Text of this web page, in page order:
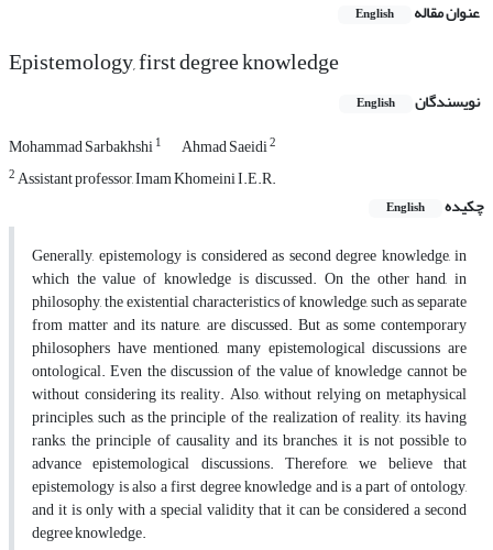
عنوان مقاله English
Epistemology, first degree knowledge
نویسندگان English
Mohammad Sarbakhshi1 Ahmad Saeidi2
2Assistant professor, Imam Khomeini I.E.R.
چکیده
English
Generally, epistemology is considered as second degree knowledge, in
which the value of knowledge is discussed. On the other hand, in
philosophy, the existential characteristics of knowledge, such as separate
from matter and its nature, are discussed. But as some contemporary
philosophers have mentioned, many epistemological discussions are
ontological. Even the discussion of the value of knowledge cannot be
without considering its reality. Also, without relying on metaphysical
principles, such as the principle of the realization of reality, its having
ranks, the principle of causality and its branches, it is not possible to
advance epistemological discussions. Therefore, we believe that
epistemology is also a first degree knowledge and is a part of ontology,
and it is only with a special validity that it can be considered a second
degree knowledge.